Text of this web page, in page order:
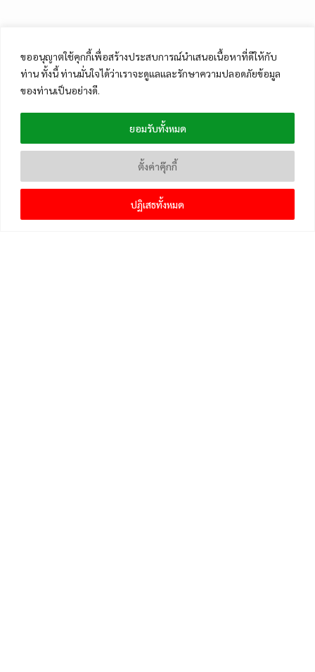
ขออนุญาตใช้คุกกี้เพื่อสร้างประสบการณ์นำเสนอเนื้อหาที่ดีให้กับ
ท่าน ทั้งนี้ ท่านมั่นใจได้ว่าเราจะดูแลและรักษาความปลอดภัยข้อมูล
ของท่านเป็นอย่างดี.
ตั้งค่าคุ๊กกี้
ปฏิเสธทั้งหมด
ยอมรับทั้งหมด